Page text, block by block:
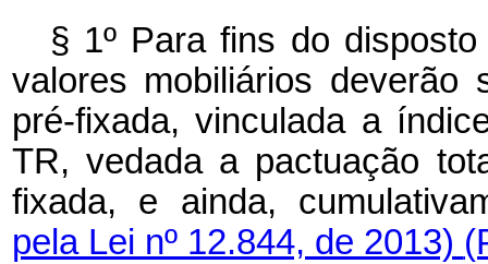
§ 1º Para fins do
valores mobiliários
pré-fixada, vinculada a
TR, vedada a pactuação
fixada, e ainda,
pela Lei nº 12.844, de 2013)